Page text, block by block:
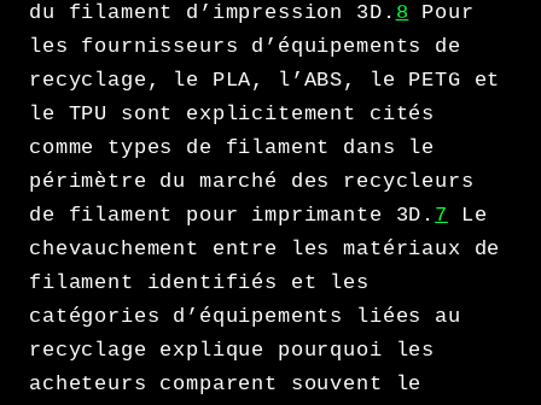
du filament d’impression 3D. 8 Pour
les fournisseurs d’équipements de
recyclage, le PLA, l’ABS, le PETG et
le TPU sont explicitement cités
comme types de filament dans le
périmètre du marché des recycleurs
de filament pour imprimante 3D. 7 Le
chevauchement entre les matériaux de
filament identifiés et les
catégories d’équipements liées au
recyclage explique pourquoi les
acheteurs comparent souvent le